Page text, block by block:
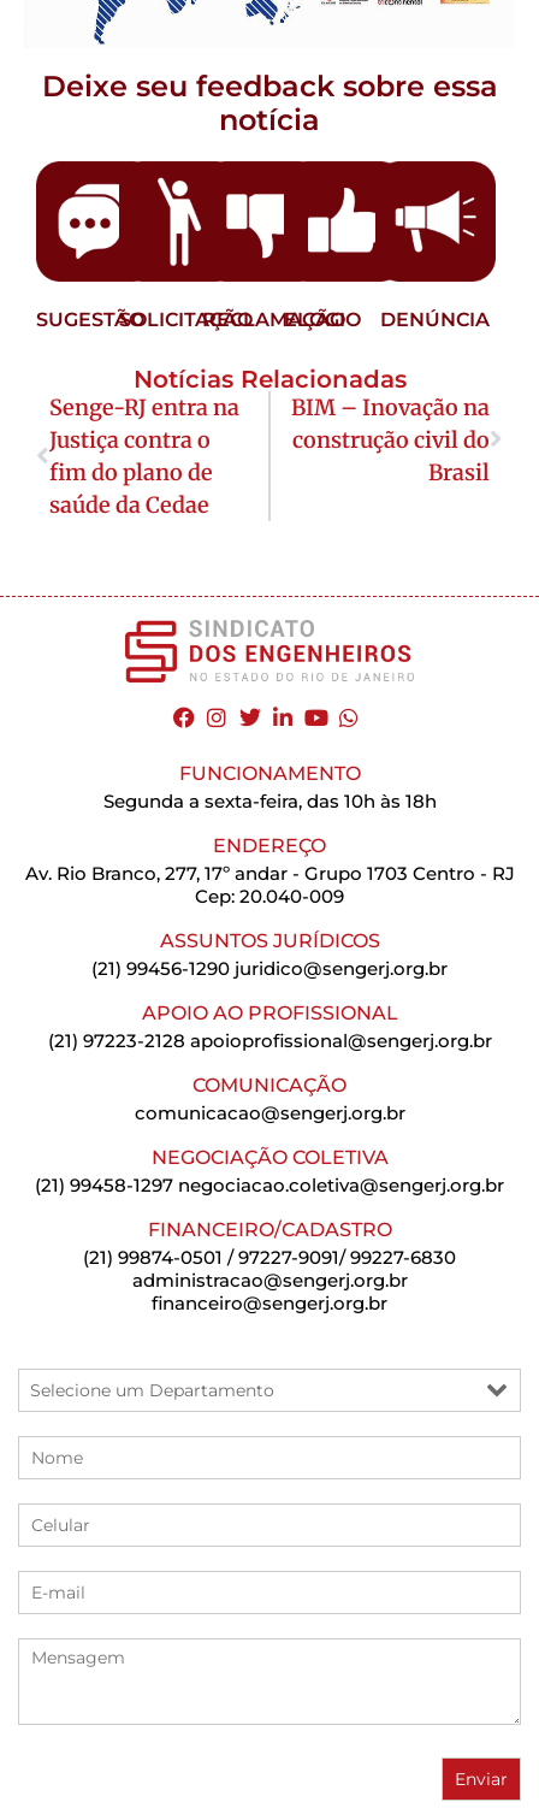
Deixe seu feedback sobre essa
notícia
SUGESTÃOSOLICITAÇÃORECLAMAÇÃO
ELOGIO DENÚNCIA
Notícias Relacionadas
Senge-RJ entra na
Justiça contra o
fim do plano de
saúde da Cedae
BIM – Inovação na
construção civil do
Brasil
FUNCIONAMENTO
Segunda a sexta-feira, das 10h às 18h
ENDEREÇO
Av. Rio Branco, 277, 17º andar - Grupo 1703 Centro - RJ
Cep: 20.040-009
ASSUNTOS JURÍDICOS
(21) 99456-1290 juridico@sengerj.org.br
APOIO AO PROFISSIONAL
(21) 97223-2128 apoioprofissional@sengerj.org.br
COMUNICAÇÃO
comunicacao@sengerj.org.br
NEGOCIAÇÃO COLETIVA
(21) 99458-1297 negociacao.coletiva@sengerj.org.br
FINANCEIRO/CADASTRO
(21) 99874-0501 / 97227-9091/ 99227-6830
administracao@sengerj.org.br
financeiro@sengerj.org.br